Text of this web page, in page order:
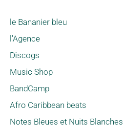
le Bananier bleu
l'Agence
Discogs
Music Shop
BandCamp
Afro Caribbean beats
Notes Bleues et Nuits Blanches